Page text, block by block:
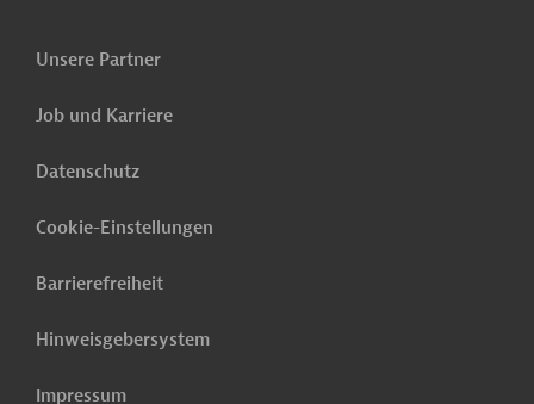
Unsere Partner
Job und Karriere
Datenschutz
Cookie-Einstellungen
Barrierefreiheit
Hinweisgebersystem
Impressum